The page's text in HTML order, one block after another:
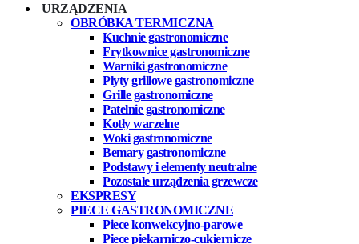
URZĄDZENIA
OBRÓBKA TERMICZNA
Kuchnie gastronomiczne
Frytkownice gastronomiczne
Warniki gastronomiczne
Płyty grillowe gastronomiczne
Grille gastronomiczne
Patelnie gastronomiczne
Kotły warzelne
Woki gastronomiczne
Bemary gastronomiczne
Podstawy i elementy neutralne
Pozostałe urządzenia grzewcze
EKSPRESY
PIECE GASTRONOMICZNE
Piece konwekcyjno-parowe
Piece piekarniczo-cukiernicze